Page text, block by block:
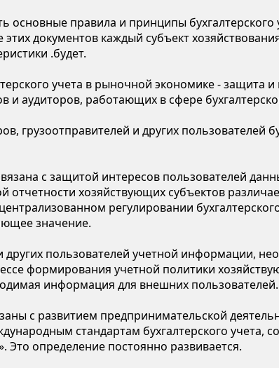
правила и принципы бухгалтерского
документов каждый субъект
.будет.
учета в рыночной экономике - защита и
аудиторов, работающих в сфере
грузоотправителей и других пользователей
с защитой интересов пользователей
хозяйствующих субъектов
регулировании
значение.
пользователей учетной информации,
формирования учетной политики
информация для внешних пользователей.
с развитием предпринимательской
стандартам бухгалтерского учета,
определение постоянно развивается.